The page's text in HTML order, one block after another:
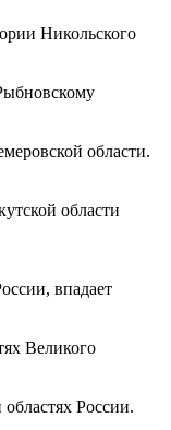
Никольского
области.
области
впадает
Великого
России.